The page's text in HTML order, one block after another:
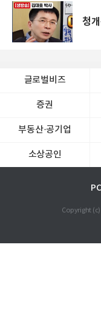
청
글로벌비즈
증권
부동산·공기업
소상공인
Copyright